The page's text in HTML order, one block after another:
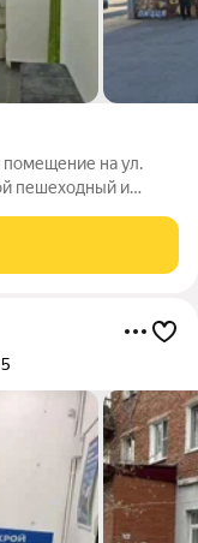
помещение на ул.
пешеходный и
перехода -